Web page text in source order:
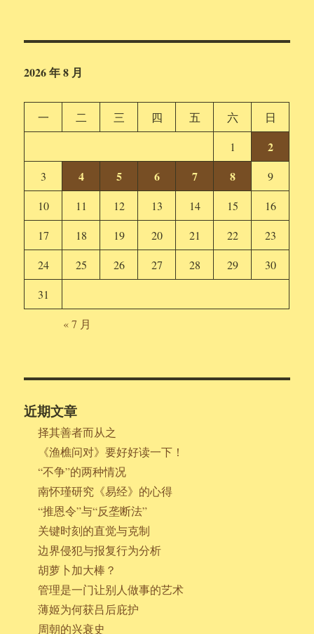
2026 年 8 月
一 二 三 四 五 六
日
1
2
3 4 5 6 7 8
9
10
11 12 13 14 15
16
17
18 19 20 21 22
23
24
25 26 27 28 29
30
31
« 7 月
近期文章
择其善者而从之
《渔樵问对》要好好读一下！
“不争”的两种情况
南怀瑾研究《易经》的心得
“推恩令”与“反垄断法”
关键时刻的直觉与克制
边界侵犯与报复行为分析
胡萝卜加大棒？
管理是一门让别人做事的艺术
薄姬为何获吕后庇护
周朝的兴衰史